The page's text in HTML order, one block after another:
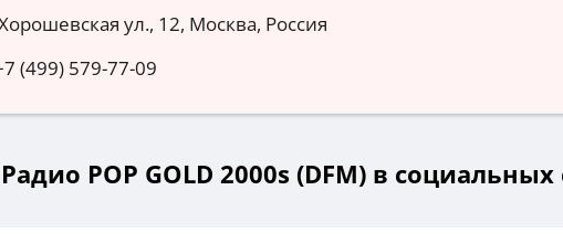
ул., 12, Москва, Россия
(499) 579-77-09
Радио POP GOLD 2000s (DFM) в социальных